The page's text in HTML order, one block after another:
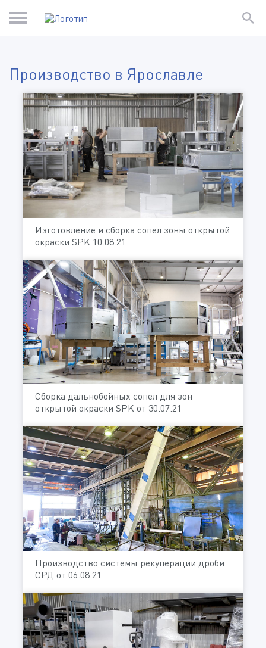
Производство в Ярославле
Изготовление и сборка сопел зоны открытой
окраски SPK 10.08.21
Сборка дальнобойных сопел для зон
открытой окраски SPK от 30.07.21
Производство системы рекуперации дроби
СРД от 06.08.21